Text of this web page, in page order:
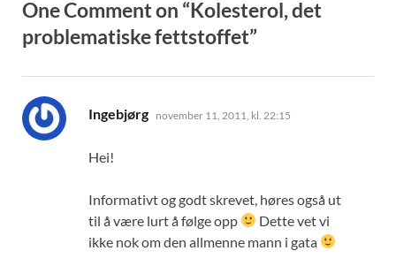
One Comment on “Kolesterol, det
problematiske fettstoffet”
Ingebjørg november 11, 2011, kl. 22:15
Hei!
Informativt og godt skrevet, høres også ut
til å være lurt å følge opp
Dette vet vi
ikke nok om den allmenne mann i gata